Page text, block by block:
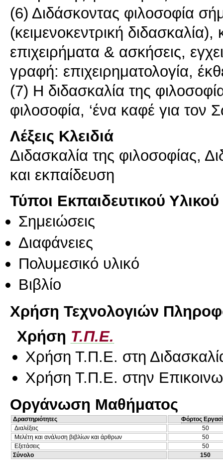
(6) Διδάσκοντας φιλοσοφία
(κειμενοκεντρική
επιχειρήματα & ασκήσεις,
γραφή: επιχειρηματολογία,
(7) Η διδασκαλία της
φιλοσοφία, ‘ένα καφέ για τον
Λέξεις Κλειδιά
Διδασκαλία της φιλοσοφίας,
και εκπαίδευση
Τύποι Εκπαιδευτικού Υλικού
Σημειώσεις
Διαφάνειες
Πολυμεσικό υλικό
Βιβλίο
Χρήση Τεχνολογιών
Χρήση Τ.Π.Ε.
Χρήση Τ.Π.Ε. στη
Χρήση Τ.Π.Ε. στην
Οργάνωση Μαθήματος
Δραστηριότητες
Φόρτος
Διαλέξεις
50
Μελέτη και ανάλυση βιβλίων και άρθρων
50
Εξετάσεις
50
Σύνολο
150